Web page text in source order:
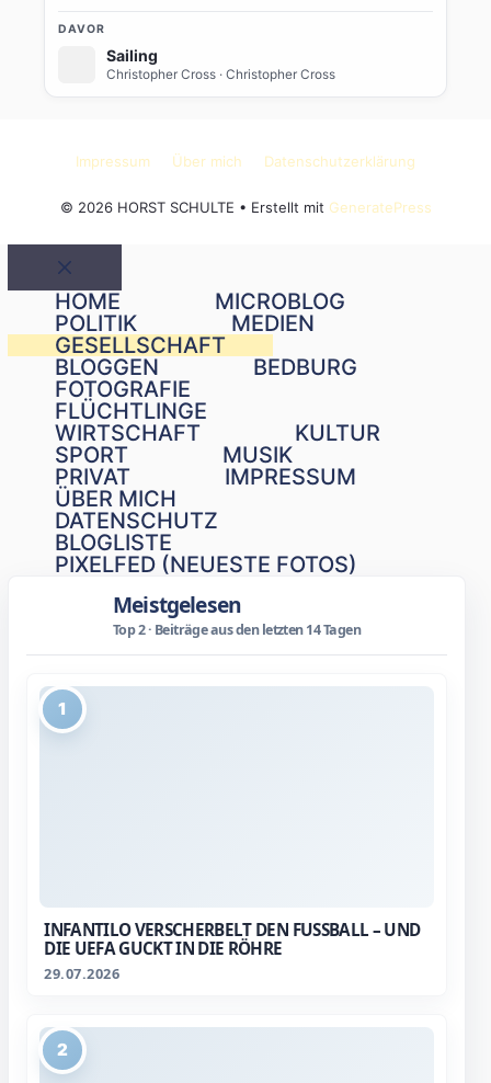
DAVOR
Sailing
Christopher Cross · Christopher Cross
Impressum Über mich Datenschutzerklärung
© 2026 HORST SCHULTE • Erstellt mit GeneratePress
Schließen
HOME
MICROBLOG
POLITIK
MEDIEN
GESELLSCHAFT
BLOGGEN
BEDBURG
FOTOGRAFIE
FLÜCHTLINGE
WIRTSCHAFT
KULTUR
SPORT
MUSIK
PRIVAT
IMPRESSUM
ÜBER MICH
DATENSCHUTZ
BLOGLISTE
PIXELFED (NEUESTE FOTOS)
Meistgelesen
Top 2 · Beiträge aus den letzten 14 Tagen
1
INFANTILO VERSCHERBELT DEN FUSSBALL – UND D
IE UEFA GUCKT IN DIE RÖHRE
29.07.2026
2